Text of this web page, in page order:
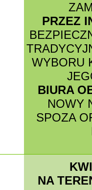
PRZEZ
WYBORU
BIURA
NOWY
SPOZA
NA